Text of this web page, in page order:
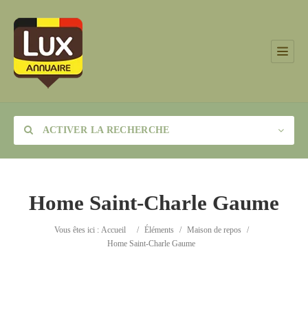
ACTIVER LA RECHERCHE
Catégorie
Home Saint-Charle Gaume
Vous êtes ici : Accueil / Éléments / Maison de repos
/
Home Saint-Charle Gaume